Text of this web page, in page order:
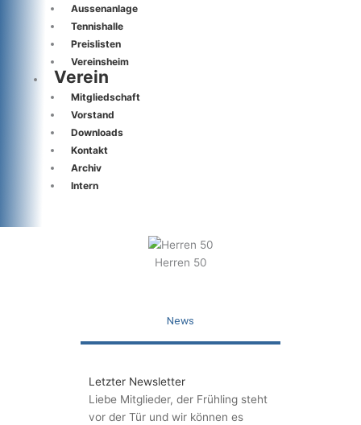
Aussenanlage
Tennishalle
Preislisten
Vereinsheim
Verein
Mitgliedschaft
Vorstand
Downloads
Kontakt
Archiv
Intern
Herren 50
News
Letzter Newsletter
Liebe Mitglieder, der Frühling steht
vor der Tür und wir können es